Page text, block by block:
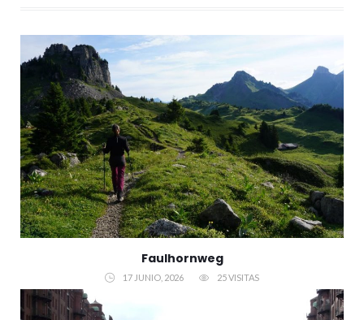
Faulhornweg
17 JUNIO, 2026 25 VISITAS